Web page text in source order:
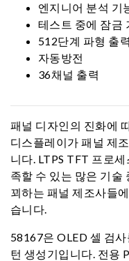
엔지니어 분석 기
테스트 중에 잠금
512단계 파형 출력
자동방전
36채널 출력
패널 디자인의 진화에
디스플레이가 패널 제
니다. LTPS TFT 프로
족할 수 있는 많은 기술
꾀하는 패널 제조사들
습니다.
58167은 OLED 셀 검
턴 생성기입니다. 전용